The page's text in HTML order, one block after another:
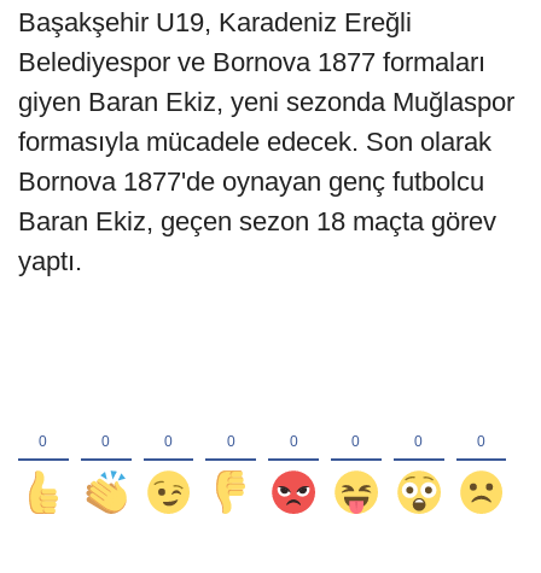
Başakşehir U19, Karadeniz Ereğli
Belediyespor ve Bornova 1877 formaları
giyen Baran Ekiz, yeni sezonda Muğlaspor
formasıyla mücadele edecek. Son olarak
Bornova 1877'de oynayan genç futbolcu
Baran Ekiz, geçen sezon 18 maçta görev
yaptı.